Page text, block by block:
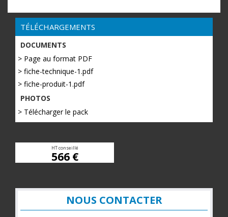
TÉLÉCHARGEMENTS
DOCUMENTS
> Page au format PDF
> fiche-technique-1.pdf
> fiche-produit-1.pdf
PHOTOS
> Télécharger le pack
HT conseillé
566 €
NOUS CONTACTER